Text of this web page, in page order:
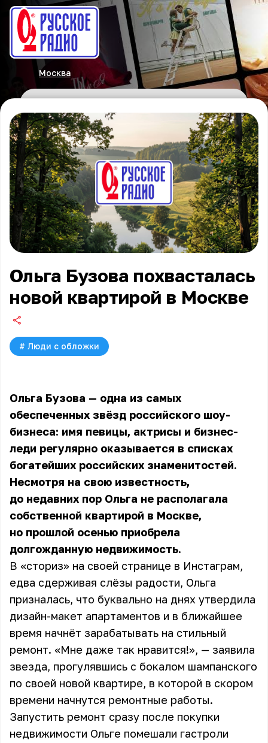
Москва
Ольга Бузова похвасталась
новой квартирой в Москве
# Люди с обложки
Ольга Бузова — одна из самых
обеспеченных звёзд российского шоу-
бизнеса: имя певицы, актрисы и бизнес-
леди регулярно оказывается в списках
богатейших российских знаменитостей.
Несмотря на свою известность,
до недавних пор Ольга не располагала
собственной квартирой в Москве,
но прошлой осенью приобрела
долгожданную недвижимость.
В «сториз» на своей странице в Инстаграм,
едва сдерживая слёзы радости, Ольга
призналась, что буквально на днях утвердила
дизайн-макет апартаментов и в ближайшее
время начнёт зарабатывать на стильный
ремонт. «Мне даже так нравится!», — заявила
звезда, прогулявшись с бокалом шампанского
по своей новой квартире, в которой в скором
времени начнутся ремонтные работы.
Запустить ремонт сразу после покупки
недвижимости Ольге помешали гастроли